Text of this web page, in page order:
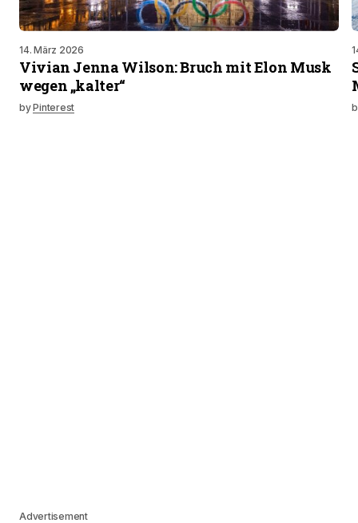
14. März 2026
Vivian Jenna Wilson: Bruch mit Elon Musk
wegen „kalter“
byPinterest
Advertisement